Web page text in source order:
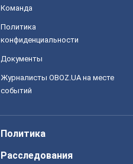
Команда
Политика
конфиденциальности
Документы
Журналисты OBOZ.UA на месте
событий
Политика
Расследования